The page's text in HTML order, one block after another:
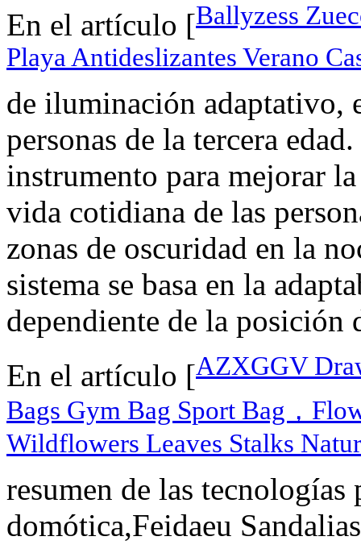
En el artículo [Ballyzess
Playa Antideslizantes Verano
de iluminación adaptativo,
personas de la tercera
instrumento para mejorar
vida cotidiana de las
zonas de oscuridad en la
sistema se basa en la
dependiente de la posición
En el artículo [AZXGGV
Bags Gym Bag Sport Bag，
Wildflowers Leaves Stalks
resumen de las tecnologías
domótica,Feidaeu